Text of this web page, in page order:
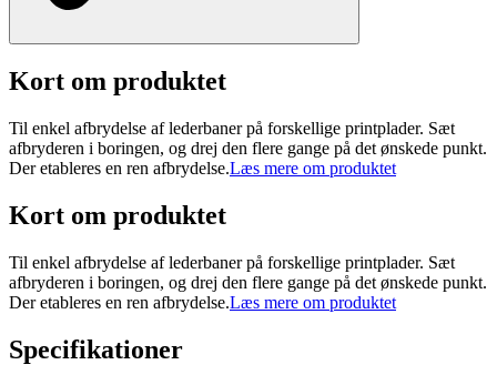
Kort om produktet
Til enkel afbrydelse af lederbaner på forskellige printplader. Sæt
afbryderen i boringen, og drej den flere gange på det ønskede punkt.
Der etableres en ren afbrydelse.Læs mere om produktet
Kort om produktet
Til enkel afbrydelse af lederbaner på forskellige printplader. Sæt
afbryderen i boringen, og drej den flere gange på det ønskede punkt.
Der etableres en ren afbrydelse.Læs mere om produktet
Specifikationer